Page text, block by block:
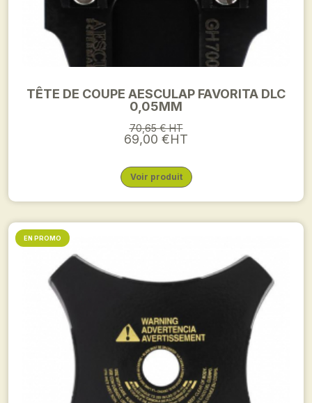
TÊTE DE COUPE AESCULAP FAVORITA DLC
0,05MM
70,65 € HT
69,00 €HT
Voir produit
EN PROMO